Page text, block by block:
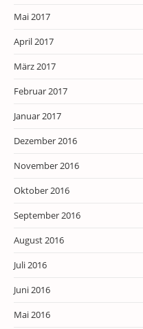
Mai 2017
April 2017
März 2017
Februar 2017
Januar 2017
Dezember 2016
November 2016
Oktober 2016
September 2016
August 2016
Juli 2016
Juni 2016
Mai 2016